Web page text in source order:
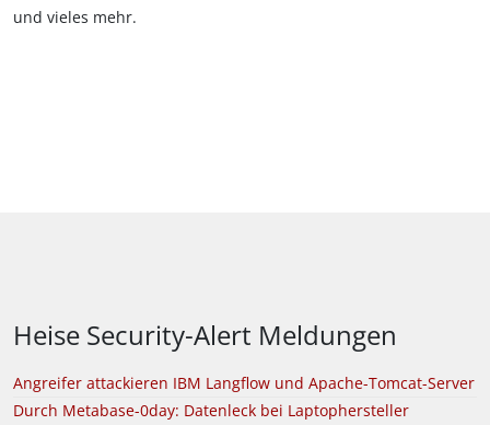
und vieles mehr.
Heise Security-Alert Meldungen
Angreifer attackieren IBM Langflow und Apache-Tomcat-Server
Durch Metabase-0day: Datenleck bei Laptophersteller